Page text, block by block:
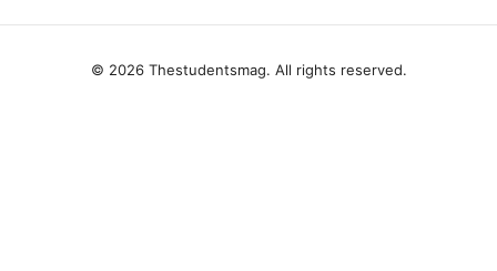
© 2026 Thestudentsmag. All rights reserved.